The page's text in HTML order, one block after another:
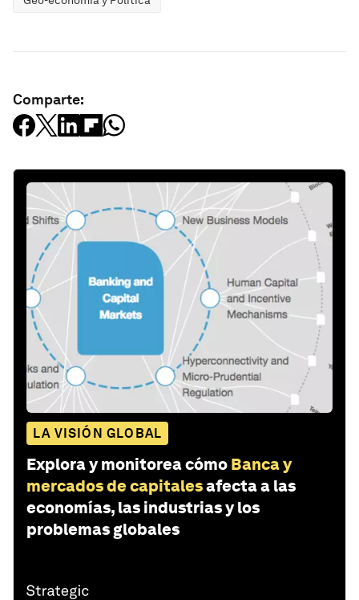
Comparte:
LA VISIÓN GLOBAL
Explora y monitorea cómo Banca y
mercados de capitalesafecta a las
economías, las industrias y los
problemas globales